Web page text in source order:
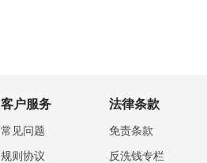
客户服务
常见问题
规则协议
法律条款
免责条款
反洗钱专栏